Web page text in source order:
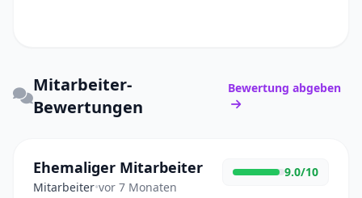
Mitarbeiter-
Bewertungen
Bewertung abgeben
Ehemaliger Mitarbeiter
Mitarbeiter•vor 7 Monaten
9.0/10